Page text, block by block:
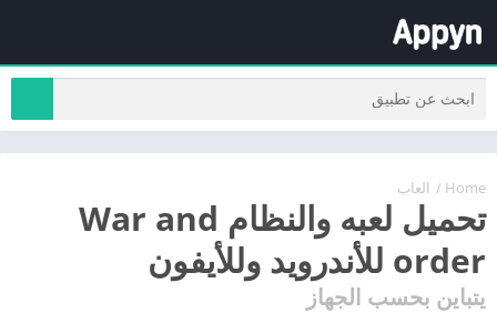
Home
/ العاب
تحميل لعبه والنظام War and
order للأندرويد وللأيفون
يتباين بحسب الجهاز